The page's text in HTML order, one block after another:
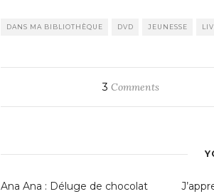
DANS MA BIBLIOTHÈQUE DVD JEUNESSE
3 Comments
Ana Ana : Déluge de chocolat